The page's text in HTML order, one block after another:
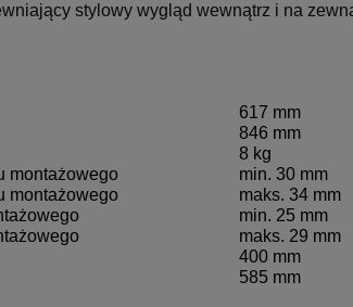
stylowy wygląd wewnątrz i na
617 mm
846 mm
8 kg
montażowego
min. 30 mm
montażowego
maks. 34 mm
min. 25 mm
maks. 29 mm
400 mm
585 mm